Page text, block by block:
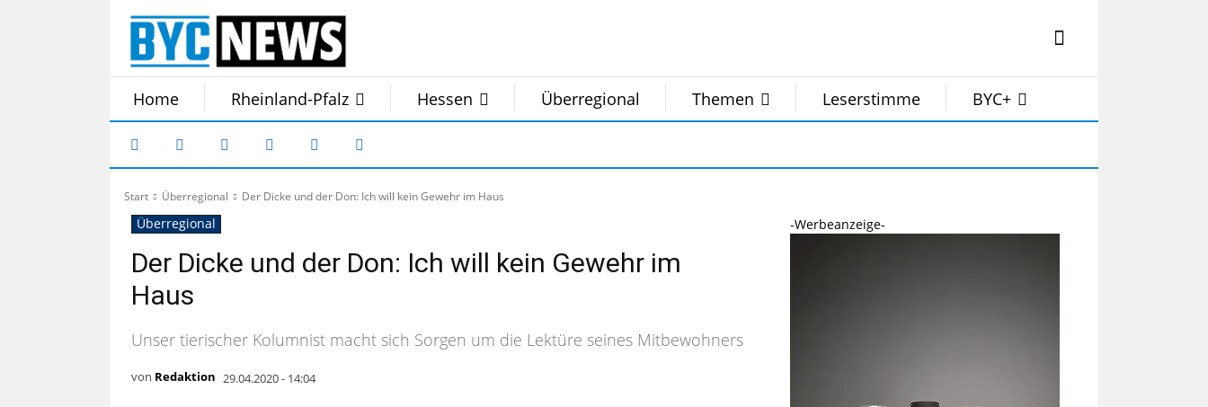
Home Rheinland-Pfalz Hessen Überregional Themen Leserstimme BYC+
Start Überregional Der Dicke und der Don: Ich will kein Gewehr im Haus
Überregional
Der Dicke und der Don: Ich will kein Gewehr im
Haus
Unser tierischer Kolumnist macht sich Sorgen um die Lektüre seines Mitbewohners
von Redaktion 29.04.2020 - 14:04
-Werbeanzeige-